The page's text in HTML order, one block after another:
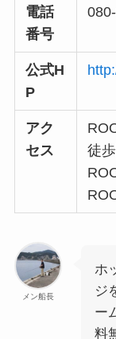
電話
番号
公式H
P
アク
セス
徒
メン船長
ホ
ジ
ー
料